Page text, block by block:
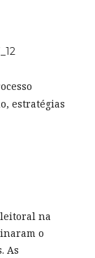
estratégias
na
o
As